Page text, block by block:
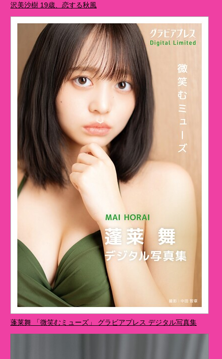
沢美沙樹 19歳、恋する秋風
蓬莱舞 「微笑むミューズ」 グラビアプレス デジタル写真集